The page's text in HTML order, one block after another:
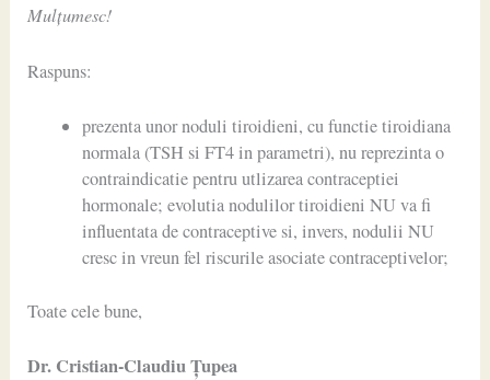
Mulțumesc!
Raspuns:
prezenta unor noduli tiroidieni, cu functie tiroidiana
normala (TSH si FT4 in parametri), nu reprezinta o
contraindicatie pentru utlizarea contraceptiei
hormonale; evolutia nodulilor tiroidieni NU va fi
influentata de contraceptive si, invers, nodulii NU
cresc in vreun fel riscurile asociate contraceptivelor;
Toate cele bune,
Dr. Cristian-Claudiu Ţupea